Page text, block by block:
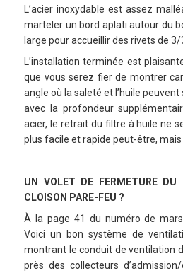
L’acier inoxydable est assez
marteler un bord aplati autour du
large pour accueillir des rivets de 3/
L’installation terminée est
que vous serez fier de montrer
angle où la saleté et l’huile
avec la profondeur
acier, le retrait du filtre à huile ne
plus facile et rapide peut-être,
UN VOLET DE FERMETURE DU
CLOISON PARE-FEU ?
À la page 41 du numéro de
Voici un bon système de
montrant le conduit de ventilation
près des collecteurs